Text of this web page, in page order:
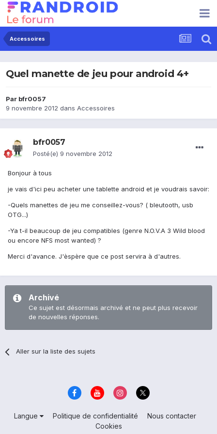
Accessoires
Quel manette de jeu pour android 4+
Par bfr0057
9 novembre 2012 dans Accessoires
bfr0057
Posté(e) 9 novembre 2012
Bonjour à tous
je vais d'ici peu acheter une tablette android et je voudrais savoir:
-Quels manettes de jeu me conseillez-vous? ( bleutooth, usb
OTG...)
-Ya t-il beaucoup de jeu compatibles (genre N.O.V.A 3 Wild blood
ou encore NFS most wanted) ?
Merci d'avance. J'èspère que ce post servira à d'autres.
Archivé
Ce sujet est désormais archivé et ne peut plus recevoir
de nouvelles réponses.
Aller sur la liste des sujets
Langue Politique de confidentialité
Nous contacter
Cookies